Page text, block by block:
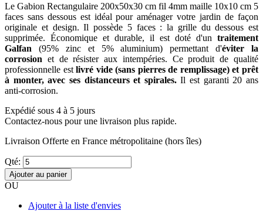
Le Gabion Rectangulaire 200x50x30 cm fil 4mm maille 10x10 cm 5
faces sans dessous est idéal pour aménager votre jardin de façon
originale et design. Il possède 5 faces : la grille du dessous est
supprimée. Économique et durable, il est doté d'un traitement
Galfan (95% zinc et 5% aluminium) permettant d'éviter la
corrosion et de résister aux intempéries. Ce produit de qualité
professionnelle estlivré vide (sans pierres de remplissage) et prêt
à monter, avec ses distanceurs et spirales.Il est garanti 20 ans
anti-corrosion.
Expédié sous 4 à 5 jours
Contactez-nous pour une livraison plus rapide.
Livraison Offerte en France métropolitaine (hors îles)
Qté:
Ajouter au panier
OU
Ajouter à la liste d'envies